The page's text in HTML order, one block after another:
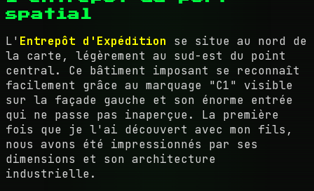
spatial
L' Entrepôt d'Expédition se situe au nord de
la carte, légèrement au sud-est du point
central. Ce bâtiment imposant se reconnaît
facilement grâce au marquage "C1" visible
sur la façade gauche et son énorme entrée
qui ne passe pas inaperçue. La première
fois que je l'ai découvert avec mon fils,
nous avons été impressionnés par ses
dimensions et son architecture
industrielle.